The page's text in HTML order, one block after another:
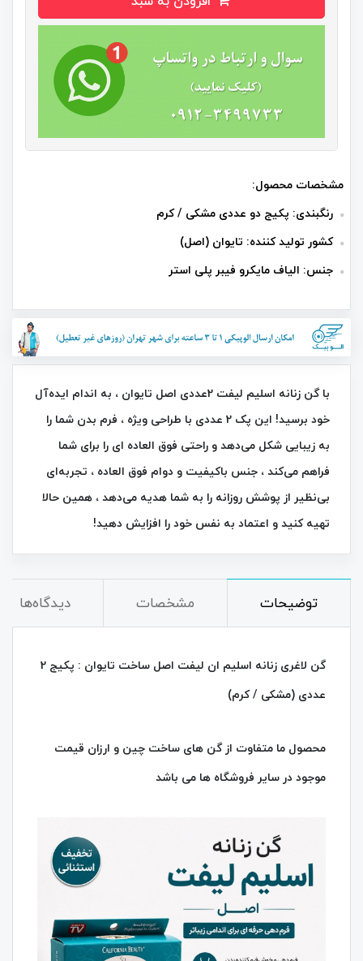
مشخصات محصول:
رنگبندی: پکیج دو عددی مشکی / کرم
کشور تولید کننده: تایوان (اصل)
جنس: الیاف مایکرو فیبر پلی استر
با گن زنانه اسلیم لیفت 2عددی اصل تایوان ، به اندام ایده‌آل
خود برسید! این پک 2 عددی با طراحی ویژه ، فرم بدن شما را
به زیبایی شکل می‌دهد و راحتی فوق‌ العاده‌ ای را برای شما
فراهم می‌کند ، جنس باکیفیت و دوام فوق‌ العاده ، تجربه‌ای
بی‌نظیر از پوشش روزانه را به شما هدیه می‌دهد ، همین حالا
تهیه کنید و اعتماد به نفس خود را افزایش دهید!
توضیحات مشخصات دیدگاه‌ها
گن لاغری زنانه اسلیم ان لیفت اصل ساخت تایوان : پکیج 2
عددی (مشکی / کرم)
محصول ما متفاوت از گن های ساخت چین و ارزان قیمت
موجود در سایر فروشگاه ها می باشد